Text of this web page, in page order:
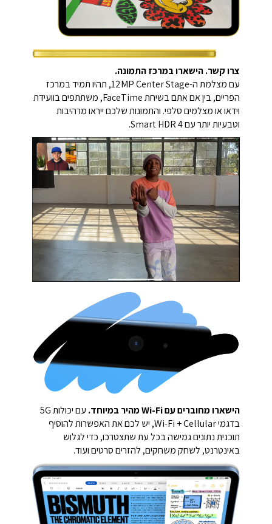
צרו קשר. הישארו במרכז התמונה.
עם מצלמת ה-12MP Center Stage, תהיו תמיד במרכז
הפריים, בין אם אתם בשיחת FaceTime, משתתפים בוועידת
וידאו או מצלמים סלפי. והתמונות שלכם ייראו מרהיבות
וטבעיות יותר עם Smart HDR 4.
הישארו מחוברים עם Wi-Fi מהיר במיוחד.
עם יכולות 5G
בדגמי Wi-Fi + Cellular, יש לכם את האפשרות להוסיף
תוכנית נתונים גמישה בכל עת שתצטרכו, כדי לגלוש
באינטרנט, לשחק משחקים, להזרים סרטים ועוד.